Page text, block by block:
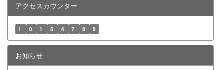
アクセスカウンター
1 0 1 5 4 7 8 9
お知らせ